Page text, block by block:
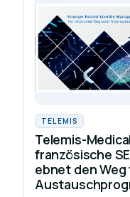
TELEMIS
Telemis-
französische
ebnet den